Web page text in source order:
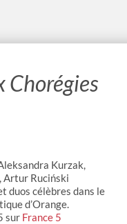
Chorégies
Kurzak,
Artur Ruciński
duos célèbres dans le
d’Orange.
sur France 5